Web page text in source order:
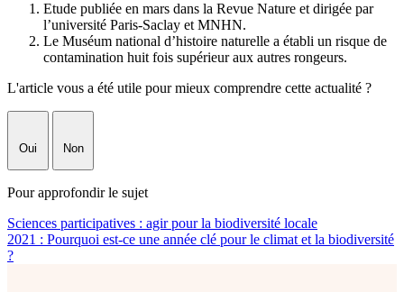
Etude publiée en mars dans la Revue Nature et dirigée par
l’université Paris-Saclay et MNHN.
Le Muséum national d’histoire naturelle a établi un risque de
contamination huit fois supérieur aux autres rongeurs.
L'article vous a été utile pour mieux comprendre cette actualité ?
Oui Non
Pour approfondir le sujet
Sciences participatives : agir pour la biodiversité locale
2021 : Pourquoi est-ce une année clé pour le climat et la biodiversité
?